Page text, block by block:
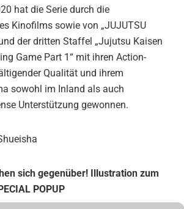
hat die Serie durch die
Kinofilms sowie von „JUJUTSU
der dritten Staffel „Jujutsu Kaisen
Game Part 1“ mit ihren Action-
Qualität und ihrem
sowohl im Inland als auch
Unterstützung gewonnen.
sich gegenüber! Illustration zum
POPUP